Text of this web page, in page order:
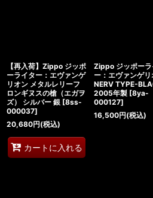
【再入荷】Zippo ジッポ
ーライター：エヴァンゲ
リオン メタルレリーフ
ロンギヌスの槍（エガヲ
ズ） シルバー 銀 [8ss-
000037]
20,680円(税込)
カートに入れる
Zippo ジッポーラ
ー：エヴァンゲリ
NERV TYPE-
2005年製 [8ya-
000127]
16,500円(税込)